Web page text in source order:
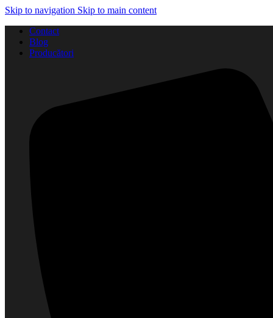
Skip to navigation Skip to main content
Contact
Blog
Producători